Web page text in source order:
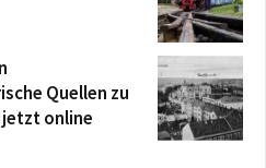
Quellen zu
online